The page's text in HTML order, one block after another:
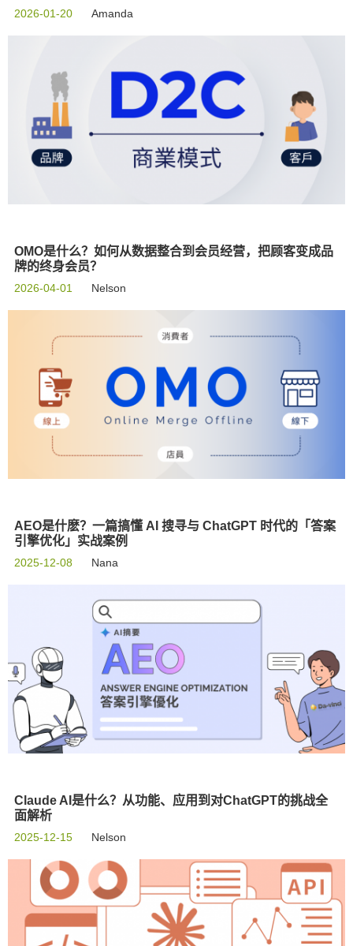
2026-01-20 Amanda
OMO是什么？如何从数据整合到会员经营，把顾客变成品
牌的终身会员？
2026-04-01 Nelson
AEO是什麽？一篇搞懂 AI 搜寻与 ChatGPT 时代的「答案
引擎优化」实战案例
2025-12-08 Nana
Claude AI是什么？从功能、应用到对ChatGPT的挑战全
面解析
2025-12-15 Nelson